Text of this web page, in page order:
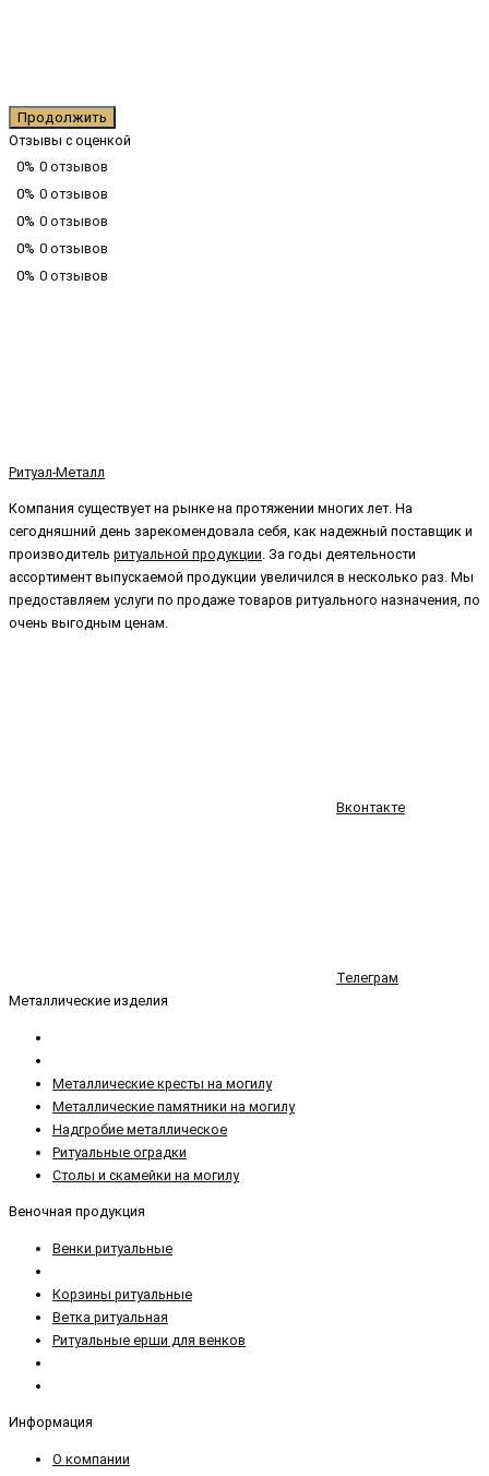
Продолжить
Отзывы с оценкой
0% 0 отзывов
0% 0 отзывов
0% 0 отзывов
0% 0 отзывов
0% 0 отзывов
Ритуал-Металл
Компания существует на рынке на протяжении многих лет. На
сегодняшний день зарекомендовала себя, как надежный поставщик и
производитель ритуальной продукции. За годы деятельности
ассортимент выпускаемой продукции увеличился в несколько раз. Мы
предоставляем услуги по продаже товаров ритуального назначения, по
очень выгодным ценам.
Вконтакте
Телеграм
Металлические изделия
Металлические кресты на могилу
Металлические памятники на могилу
Надгробие металлическое
Ритуальные оградки
Столы и скамейки на могилу
Веночная продукция
Венки ритуальные
Корзины ритуальные
Ветка ритуальная
Ритуальные ерши для венков
Информация
О компании